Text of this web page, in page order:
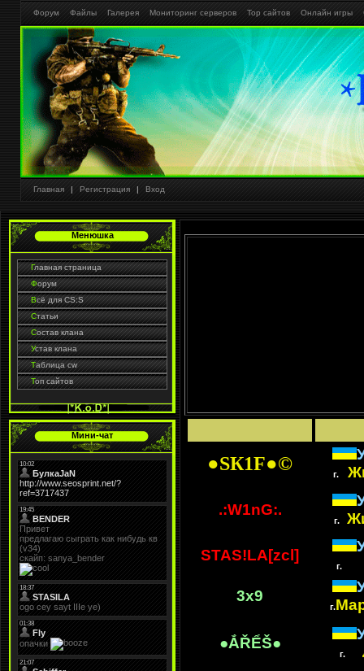
Форум Файлы Галерея Мониторинг серверов Тор сайтов Онлайн игры
Главная | Регистрация | Вход
Менюшка
Главная страница
Форум
Всё для CS:S
Статьи
Состав клана
Устав клана
Таблица cw
Топ сайтов
Мини-чат
●SК1F●© г.
.:W1nG:.
г.
STAS!LA[zcl]
г.
3x9
г.
●ẮŘỂŠ●
г.